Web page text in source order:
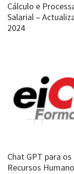
Cálculo e
Salarial –
2024
Chat GPT para os
Recursos